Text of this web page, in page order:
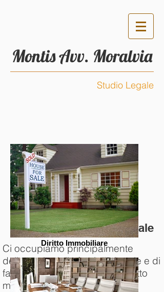
Montis Avv. Moralvia
Studio Legale
Consulenza e Tutela Legale
Ci occupiamo principalmente
della tutela della famiglia legale e di
fatto, diritti del minore e del diritto
militare.
Diritto Immobiliare